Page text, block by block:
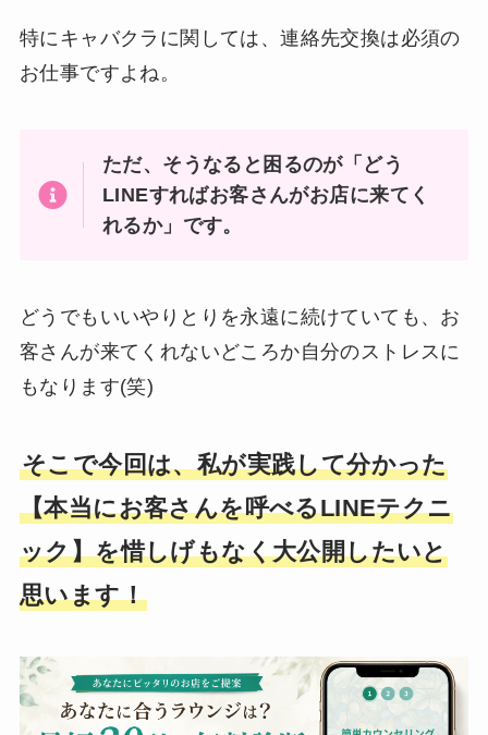
特にキャバクラに関しては、連絡先交換は必須の
お仕事ですよね。
ただ、そうなると困るのが「どう
LINEすればお客さんがお店に来てく
れるか」です。
どうでもいいやりとりを永遠に続けていても、お
客さんが来てくれないどころか自分のストレスに
もなります(笑)
そこで今回は、私が実践して分かった
【本当にお客さんを呼べるLINEテクニ
ック】を惜しげもなく大公開したいと
思います！